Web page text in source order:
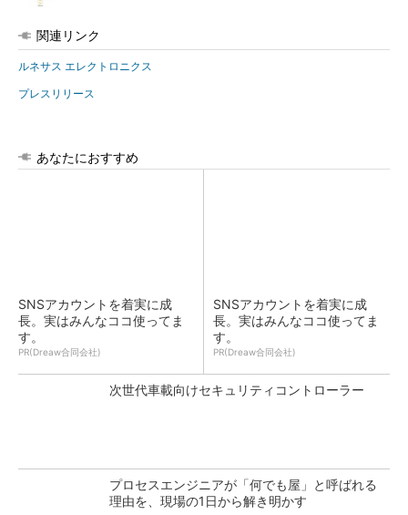
関連リンク
ルネサス エレクトロニクス
プレスリリース
あなたにおすすめ
SNSアカウントを着実に成
長。実はみんなココ使ってま
す。
PR(Dreaw合同会社)
SNSアカウントを着実に成
長。実はみんなココ使ってま
す。
PR(Dreaw合同会社)
次世代車載向けセキュリティコントローラー
プロセスエンジニアが「何でも屋」と呼ばれる
理由を、現場の1日から解き明かす